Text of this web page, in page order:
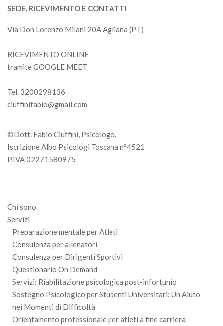
SEDE, RICEVIMENTO E CONTATTI
Via Don Lorenzo Milani 20A Agliana (PT)
RICEVIMENTO ONLINE
tramite GOOGLE MEET
Tel. 3200298136
ciuffinifabio@gmail.com
©Dott. Fabio Ciuffini, Psicologo.
Iscrizione Albo Psicologi Toscana n°4521
P.IVA 02271580975
Chi sono
Servizi
Preparazione mentale per Atleti
Consulenza per allenatori
Consulenza per Dirigenti Sportivi
Questionario On Demand
Servizi: Riabilitazione psicologica post-infortunio
Sostegno Psicologico per Studenti Universitari: Un Aiuto
nei Momenti di Difficoltà
Orientamento professionale per atleti a fine carriera